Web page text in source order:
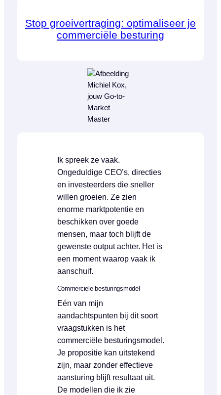
Stop groeivertraging: optimaliseer je
commerciële besturing
Ik spreek ze vaak.
Ongeduldige CEO’s, directies
en investeerders die sneller
willen groeien. Ze zien
enorme marktpotentie en
beschikken over goede
mensen, maar toch blijft de
gewenste output achter. Het is
een moment waarop vaak ik
aanschuif.
Commerciele besturingsmodel
Eén van mijn
aandachtspunten bij dit soort
vraagstukken is het
commerciële besturingsmodel.
Je propositie kan uitstekend
zijn, maar zonder effectieve
aansturing blijft resultaat uit.
De modellen die ik zie